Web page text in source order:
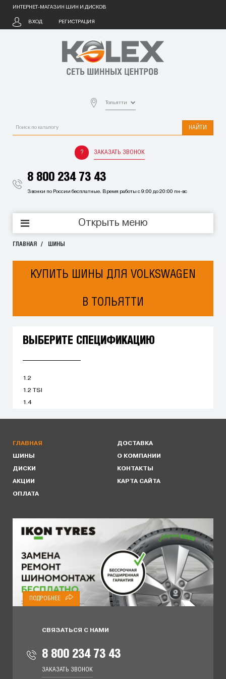
ИНТЕРНЕТ-МАГАЗИН ШИН И ДИСКОВ
ВХОД РЕГИСТРАЦИЯ
Тольятти
НАЙТИ
ЗАКАЗАТЬ ЗВОНОК
8 800 234 73 43
Звонки по России бесплатные. Время работы с 9:00 до 20:00 пн-вс
Открыть меню
ГЛАВНАЯ ШИНЫ
КУПИТЬ ШИНЫ ДЛЯ VOLKSWAGEN
В ТОЛЬЯТТИ
ВЫБЕРИТЕ СПЕЦИФИКАЦИЮ
1.2
1.2 TSI
1.4
ГЛАВНАЯ
ШИНЫ
ДИСКИ
АКЦИИ
ОПЛАТА
ДОСТАВКА
О КОМПАНИИ
КОНТАКТЫ
КАРТА САЙТА
ПОДРОБНЕЕ
СВЯЗАТЬСЯ С НАМИ
8 800 234 73 43
ЗАКАЗАТЬ ЗВОНОК